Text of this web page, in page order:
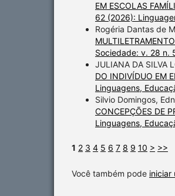
EM ESCOLAS
62 (2026):
Rogéria Dantas de
Sociedade: v. 28 n.
JULIANA DA SILVA
DO INDIVÍDUO EM
Linguagens,
Silvio Domingos,
CONCEPÇÕES DE
Linguagens,
1 2 3 4 5 6 7 8 9 10 > >>
Você também pode iniciar